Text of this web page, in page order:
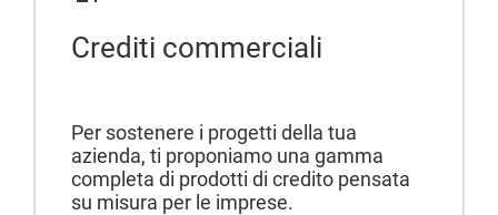
Crediti commerciali
Per sostenere i progetti della tua
azienda, ti proponiamo una gamma
completa di prodotti di credito pensata
su misura per le imprese.